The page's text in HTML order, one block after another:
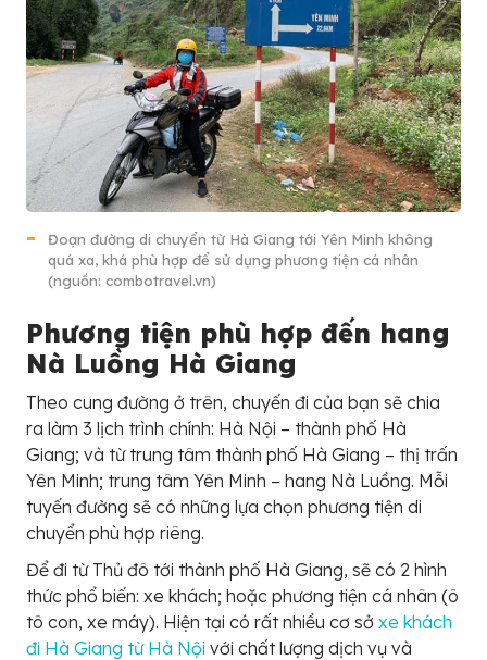
Đoạn đường di chuyển từ Hà Giang tới Yên Minh không
quá xa, khá phù hợp để sử dụng phương tiện cá nhân
(nguồn: combotravel.vn)
Phương tiện phù hợp đến hang
Nà Luồng Hà Giang
Theo cung đường ở trên, chuyến đi của bạn sẽ chia
ra làm 3 lịch trình chính: Hà Nội – thành phố Hà
Giang; và từ trung tâm thành phố Hà Giang – thị trấn
Yên Minh; trung tâm Yên Minh – hang Nà Luồng. Mỗi
tuyến đường sẽ có những lựa chọn phương tiện di
chuyển phù hợp riêng.
Để đi từ Thủ đô tới thành phố Hà Giang, sẽ có 2 hình
thức phổ biến: xe khách; hoặc phương tiện cá nhân (ô
tô con, xe máy). Hiện tại có rất nhiều cơ sở xe khách
đi Hà Giang từ Hà Nội với chất lượng dịch vụ và